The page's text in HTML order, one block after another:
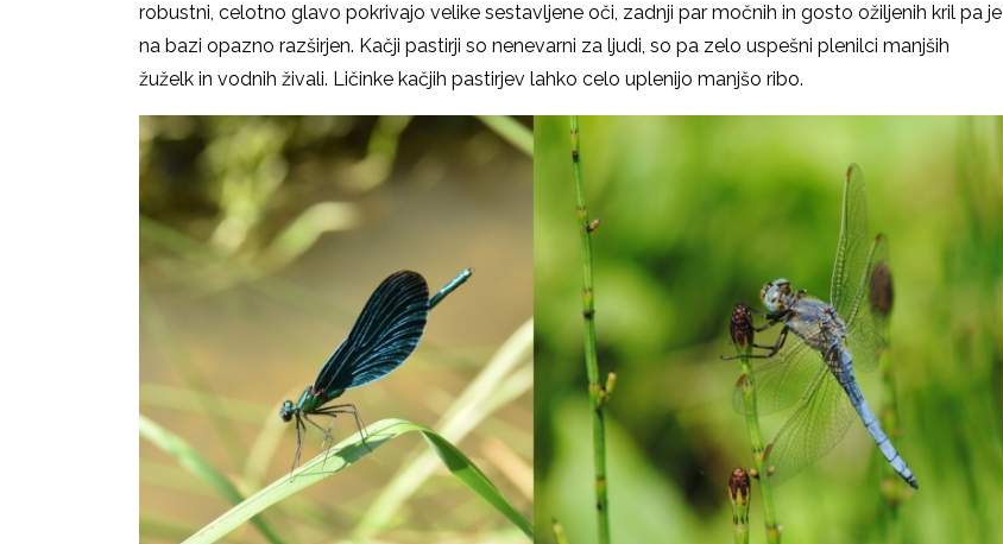
robustni, celotno glavo pokrivajo velike sestavljene oči, zadnji par močnih in gosto ožiljenih kril pa je
na bazi opazno razširjen. Kačji pastirji so nenevarni za ljudi, so pa zelo uspešni plenilci manjših
žuželk in vodnih živali. Ličinke kačjih pastirjev lahko celo uplenijo manjšo ribo.